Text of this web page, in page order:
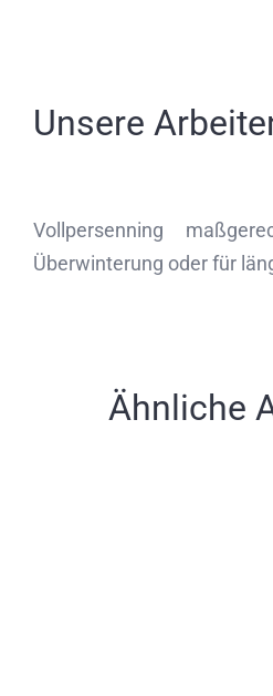
Unsere
Vollpersenning
Überwinterung oder für
Ähnliche